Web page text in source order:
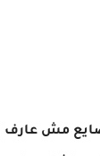
مش عارف